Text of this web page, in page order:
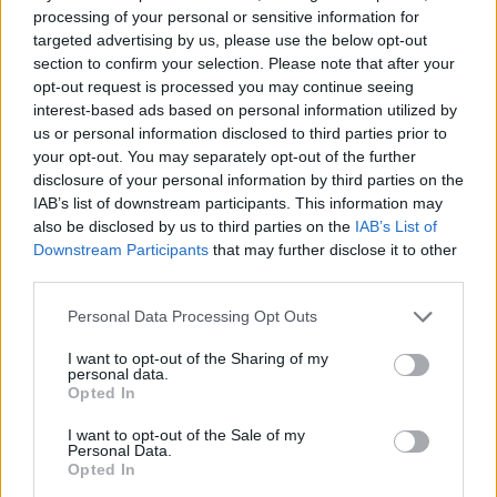
processing of your personal or sensitive information for
targeted advertising by us, please use the below opt-out
section to confirm your selection. Please note that after your
opt-out request is processed you may continue seeing
interest-based ads based on personal information utilized by
us or personal information disclosed to third parties prior to
your opt-out. You may separately opt-out of the further
disclosure of your personal information by third parties on the
IAB’s list of downstream participants. This information may
also be disclosed by us to third parties on the IAB’s List of
Downstream Participants that may further disclose it to other
Personal Data Processing Opt Outs
I want to opt-out of the Sharing of my
personal data.
Opted In
I want to opt-out of the Sale of my
Personal Data.
Opted In
Réchauffez doucement le pot :Placez-le au bain-
marie (eau tiède, jamais bouillante) pendant
quelques minutes pour liquéfier le miel sans le
détériorer.
Remuez le miel avant chaque usage :Cela limite
la formation de cristaux sur les parois.
Privilégiez les miels qui cristallisent moins vite
:Certains types de miel (acacia, châtaignier)
restent liquides plus longtemps.
Les erreurs courantes à éviter avec
le pot de miel
d’éviter ces erreurs fréquentes :